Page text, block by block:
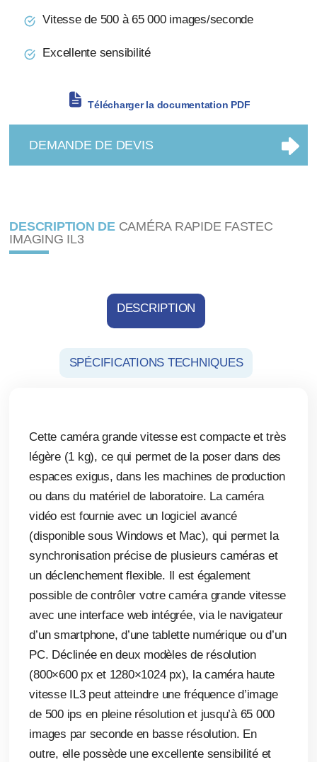
Vitesse de 500 à 65 000 images/seconde
Excellente sensibilité
Télécharger la documentation PDF
DEMANDE DE DEVIS
DESCRIPTION DECAMÉRA RAPIDE FASTEC
IMAGING IL3
DESCRIPTION
SPÉCIFICATIONS TECHNIQUES
Cette caméra grande vitesse est compacte et très
légère (1 kg), ce qui permet de la poser dans des
espaces exigus, dans les machines de production
ou dans du matériel de laboratoire. La caméra
vidéo est fournie avec un logiciel avancé
(disponible sous Windows et Mac), qui permet la
synchronisation précise de plusieurs caméras et
un déclenchement flexible. Il est également
possible de contrôler votre caméra grande vitesse
avec une interface web intégrée, via le navigateur
d’un smartphone, d’une tablette numérique ou d’un
PC. Déclinée en deux modèles de résolution
(800×600 px et 1280×1024 px), la caméra haute
vitesse IL3 peut atteindre une fréquence d’image
de 500 ips en pleine résolution et jusqu’à 65 000
images par seconde en basse résolution. En
outre, elle possède une excellente sensibilité et